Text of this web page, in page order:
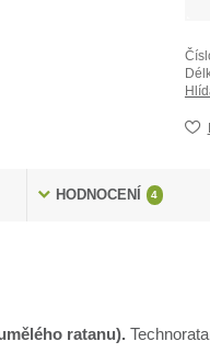
HODNOCENÍ 4
ratanu).